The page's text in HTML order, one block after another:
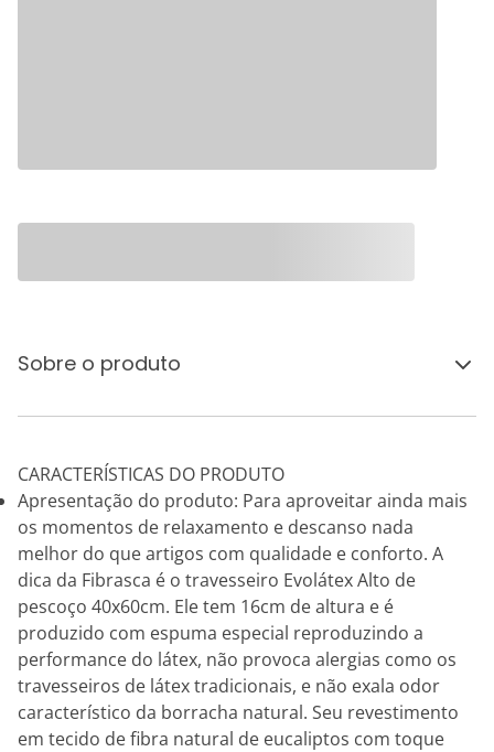
Sobre o produto
CARACTERÍSTICAS DO PRODUTO
Apresentação do produto: Para aproveitar ainda mais
os momentos de relaxamento e descanso nada
melhor do que artigos com qualidade e conforto. A
dica da Fibrasca é o travesseiro Evolátex Alto de
pescoço 40x60cm. Ele tem 16cm de altura e é
produzido com espuma especial reproduzindo a
performance do látex, não provoca alergias como os
travesseiros de látex tradicionais, e não exala odor
característico da borracha natural. Seu revestimento
em tecido de fibra natural de eucaliptos com toque